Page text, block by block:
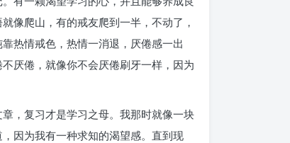
像爬山，有的戒友爬到一半，不动了，
热情戒色，热情一消退，厌倦感一出
厌倦，就像你不会厌倦刷牙一样，因为
，复习才是学习之母。我那时就像一块
因为我有一种求知的渴望感。直到现